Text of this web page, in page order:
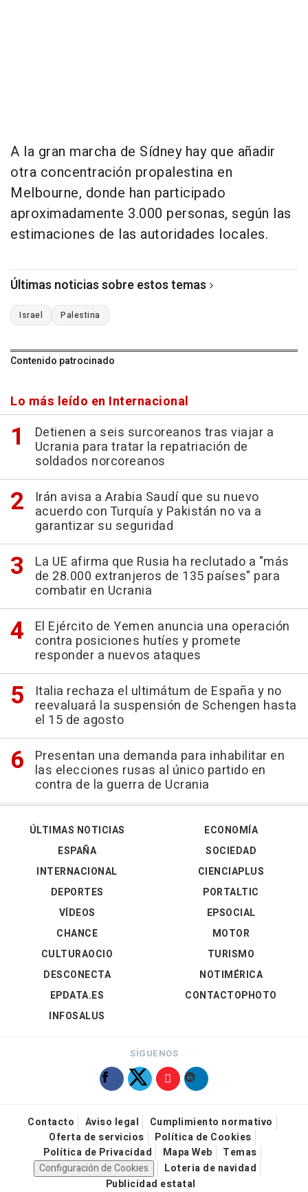
A la gran marcha de Sídney hay que añadir
otra concentración propalestina en
Melbourne, donde han participado
aproximadamente 3.000 personas, según las
estimaciones de las autoridades locales.
Últimas noticias sobre estos temas
Israel Palestina
Contenido patrocinado
Lo más leído en Internacional
Detienen a seis surcoreanos tras viajar a
Ucrania para tratar la repatriación de
soldados norcoreanos
Irán avisa a Arabia Saudí que su nuevo
acuerdo con Turquía y Pakistán no va a
garantizar su seguridad
La UE afirma que Rusia ha reclutado a "más
de 28.000 extranjeros de 135 países" para
combatir en Ucrania
El Ejército de Yemen anuncia una operación
contra posiciones hutíes y promete
responder a nuevos ataques
Italia rechaza el ultimátum de España y no
reevaluará la suspensión de Schengen hasta
el 15 de agosto
Presentan una demanda para inhabilitar en
las elecciones rusas al único partido en
contra de la guerra de Ucrania
ÚLTIMAS NOTICIAS
ESPAÑA
INTERNACIONAL
DEPORTES
VÍDEOS
ECONOMÍA
SOCIEDAD
CIENCIAPLUS
PORTALTIC
EPSOCIAL
CHANCE
CULTURAOCIO
DESCONECTA
EPDATA.ES
INFOSALUS
MOTOR
TURISMO
NOTIMÉRICA
CONTACTOPHOTO
SÍGUENOS
Contacto Aviso legal
Cumplimiento normativo
Oferta de servicios
Política de Cookies
Política de Privacidad
Mapa Web
Temas
Configuración de Cookies
Loteria de navidad
Publicidad estatal